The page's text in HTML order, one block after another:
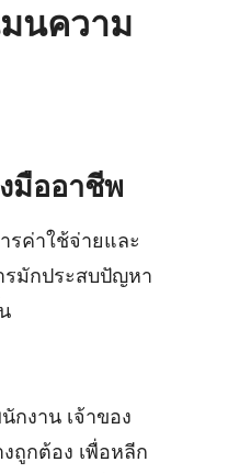
นความ
มืออาชีพ
รค่าใช้จ่ายและ
รมักประสบปัญหา
กงาน เจ้าของ
ถูกต้อง เพื่อหลีก